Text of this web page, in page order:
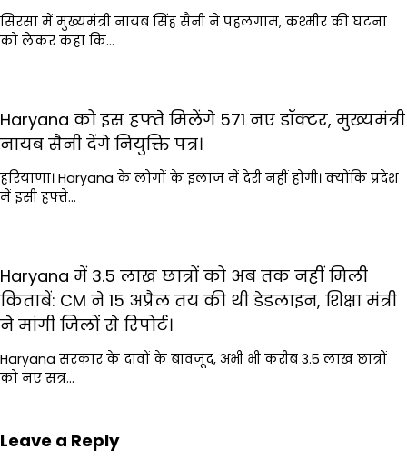
सिरसा में मुख्यमंत्री नायब सिंह सैनी ने पहलगाम, कश्मीर की घटना
को लेकर कहा कि…
Haryana को इस हफ्ते मिलेंगे 571 नए डॉक्टर, मुख्यमंत्री
नायब सैनी देंगे नियुक्ति पत्र।
हरियाणा। Haryana के लोगों के इलाज में देरी नहीं होगी। क्योंकि प्रदेश
में इसी हफ्ते…
Haryana में 3.5 लाख छात्रों को अब तक नहीं मिली
किताबें: CM ने 15 अप्रैल तय की थी डेडलाइन, शिक्षा मंत्री
ने मांगी जिलों से रिपोर्ट।
Haryana सरकार के दावों के बावजूद, अभी भी करीब 3.5 लाख छात्रों
को नए सत्र…
Leave a Reply